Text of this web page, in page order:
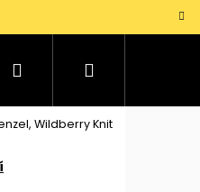
PřihlášeníNákupní
Wildberry Knit